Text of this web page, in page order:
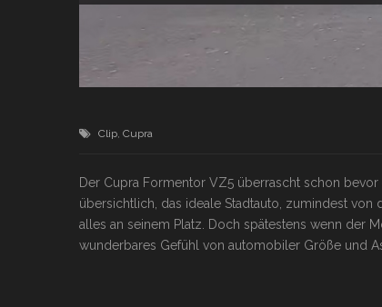
Clip Cupra
Der Cupra Formentor VZ5 überrascht schon
übersichtlich, das ideale Stadtauto, zumindest
alles an seinem Platz. Doch spätestens wenn der
wunderbares Gefühl von automobiler Größe und